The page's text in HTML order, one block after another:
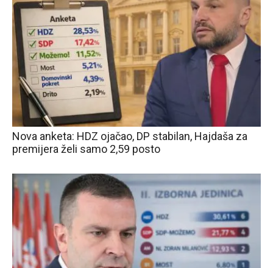
Nova anketa: HDZ ojačao, DP stabilan, Hajdaša za
premijera želi samo 2,59 posto